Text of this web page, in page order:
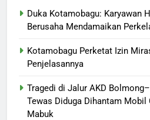
Duka Kotamobagu: Karyawan
Berusaha Mendamaikan
Kotamobagu Perketat Izin
Penjelasannya
Tragedi di Jalur AKD
Tewas Diduga Dihantam Mobil
Mabuk